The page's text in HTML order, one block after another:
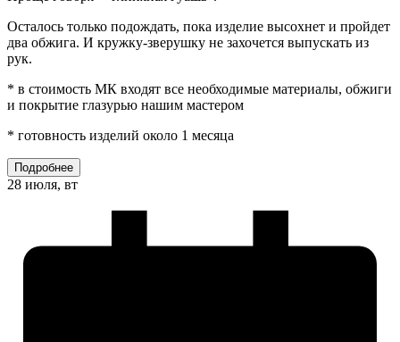
Осталось только подождать, пока изделие высохнет и пройдет
два обжига. И кружку-зверушку не захочется выпускать из
рук.
* в стоимость МК входят все необходимые материалы, обжиги
и покрытие глазурью нашим мастером
* готовность изделий около 1 месяца
Подробнее
28 июля, вт